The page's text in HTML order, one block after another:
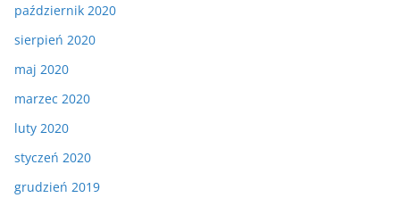
październik 2020
sierpień 2020
maj 2020
marzec 2020
luty 2020
styczeń 2020
grudzień 2019